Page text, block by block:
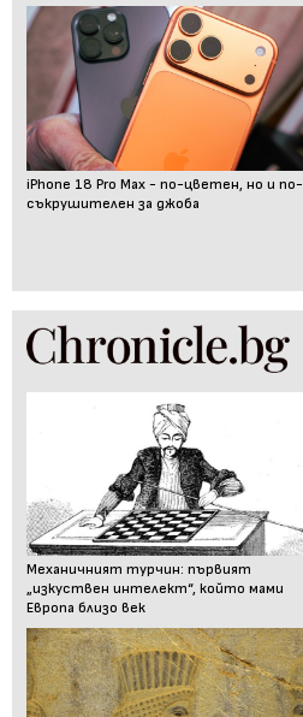
iPhone 18 Pro Max - по-цветен, но и по-
съкрушителен за джоба
Механичният турчин: първият
„изкуствен интелект“, който мами
Европа близо век